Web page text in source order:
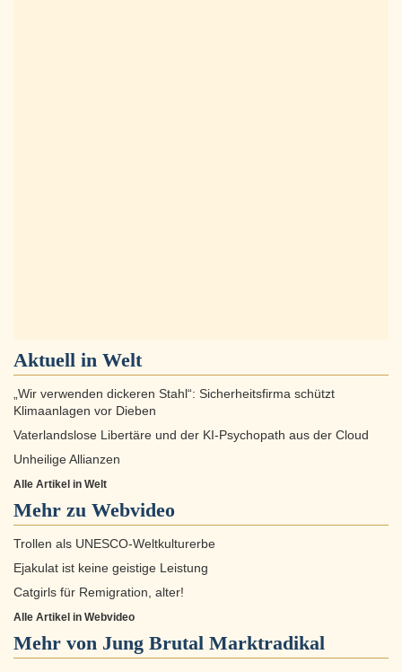
Aktuell in Welt
„Wir verwenden dickeren Stahl“: Sicherheitsfirma schützt
Klimaanlagen vor Dieben
Vaterlandslose Libertäre und der KI-Psychopath aus der Cloud
Unheilige Allianzen
Alle Artikel in Welt
Mehr zu Webvideo
Trollen als UNESCO-Weltkulturerbe
Ejakulat ist keine geistige Leistung
Catgirls für Remigration, alter!
Alle Artikel in Webvideo
Mehr von Jung Brutal Marktradikal